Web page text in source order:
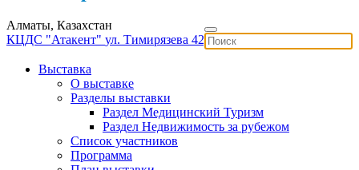
Алматы, Казахстан
КЦДС "Атакент" ул. Тимирязева 42
Выставка
О выставке
Разделы выставки
Раздел Медицинский Туризм
Раздел Недвижимость за рубежом
Список участников
Программа